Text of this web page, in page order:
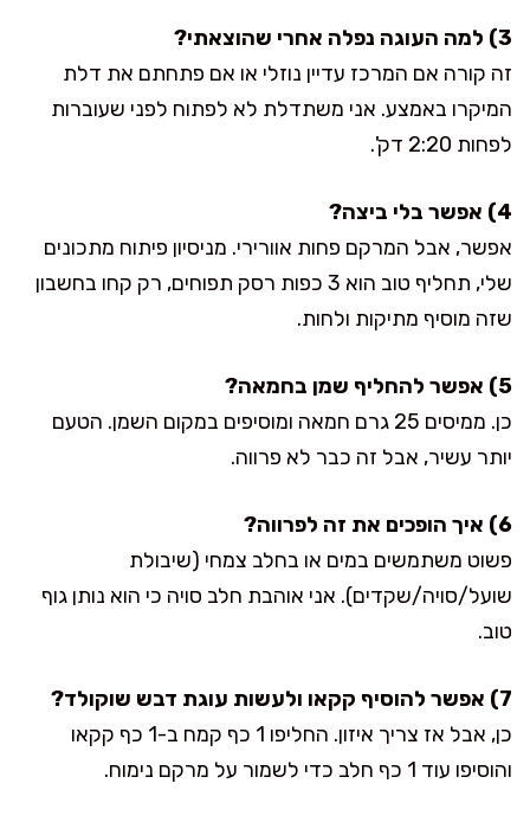
3) למה העוגה נפלה אחרי שהוצאתי?
זה קורה אם המרכז עדיין נוזלי או אם פתחתם את דלת
המיקרו באמצע. אני משתדלת לא לפתוח לפני שעוברות
לפחות 2:20 דק'.
4) אפשר בלי ביצה?
אפשר, אבל המרקם פחות אוורירי. מניסיון פיתוח מתכונים
שלי, תחליף טוב הוא 3 כפות רסק תפוחים, רק קחו בחשבון
שזה מוסיף מתיקות ולחות.
5) אפשר להחליף שמן בחמאה?
כן. ממיסים 25 גרם חמאה ומוסיפים במקום השמן. הטעם
יותר עשיר, אבל זה כבר לא פרווה.
6) איך הופכים את זה לפרווה?
פשוט משתמשים במים או בחלב צמחי (שיבולת
שועל/סויה/שקדים). אני אוהבת חלב סויה כי הוא נותן גוף
טוב.
7) אפשר להוסיף קקאו ולעשות עוגת דבש שוקולד?
כן, אבל אז צריך איזון. החליפו 1 כף קמח ב-1 כף קקאו
והוסיפו עוד 1 כף חלב כדי לשמור על מרקם נימוח.